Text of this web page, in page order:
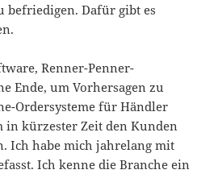
befriedigen. Dafür gibt es
Renner-Penner-
Ende, um Vorhersagen zu
Ordersysteme für Händler
in kürzester Zeit den Kunden
Ich habe mich jahrelang mit
Ich kenne die Branche ein